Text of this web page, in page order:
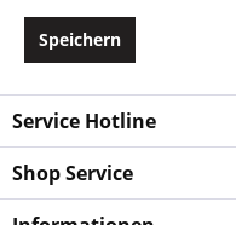
Speichern
Service Hotline
Shop Service